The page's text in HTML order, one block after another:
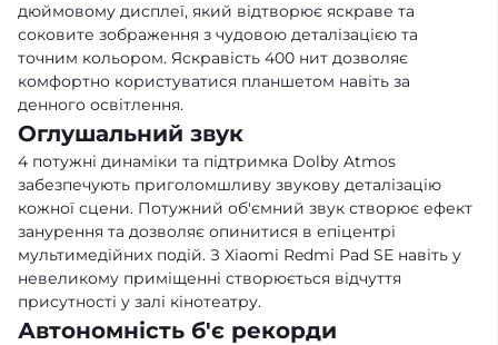
дюймовому дисплеї, який відтворює яскраве та
соковите зображення з чудовою деталізацією та
точним кольором. Яскравість 400 нит дозволяє
комфортно користуватися планшетом навіть за
денного освітлення.
Оглушальний звук
4 потужні динаміки та підтримка Dolby Atmos
забезпечують приголомшливу звукову деталізацію
кожної сцени. Потужний об'ємний звук створює ефект
занурення та дозволяє опинитися в епіцентрі
мультимедійних подій. З Xiaomi Redmi Pad SE навіть у
невеликому приміщенні створюється відчуття
присутності у залі кінотеатру.
Автономність б'є рекорди